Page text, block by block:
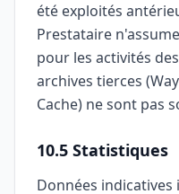
été exploités
Prestataire
pour les activités
archives tierces
Cache) ne sont pas
10.5 Statistiques
Données indicatives